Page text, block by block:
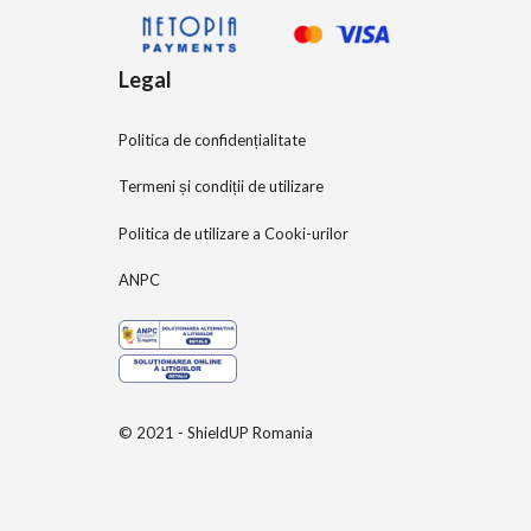
Legal
Politica de confidențialitate
Termeni și condiții de utilizare
Politica de utilizare a Cooki-urilor
ANPC
© 2021 - ShieldUP Romania